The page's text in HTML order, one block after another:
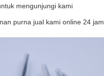
mengunjungi kami
purna jual kami online 24 jam